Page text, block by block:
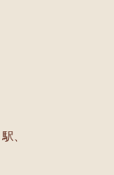
（縦長・横長）
品 新入荷！作家
もあり、とても
せん。
ツへのご感想
、